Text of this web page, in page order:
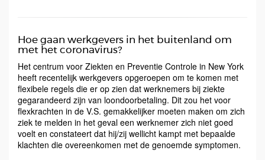
Hoe gaan werkgevers in het buitenland om
met het coronavirus?
Het centrum voor Ziekten en Preventie Controle in New York
heeft recentelijk werkgevers opgeroepen om te komen met
flexibele regels die er op zien dat werknemers bij ziekte
gegarandeerd zijn van loondoorbetaling. Dit zou het voor
flexkrachten in de V.S. gemakkelijker moeten maken om zich
ziek te melden in het geval een werknemer zich niet goed
voelt en constateert dat hij/zij wellicht kampt met bepaalde
klachten die overeenkomen met de genoemde symptomen.